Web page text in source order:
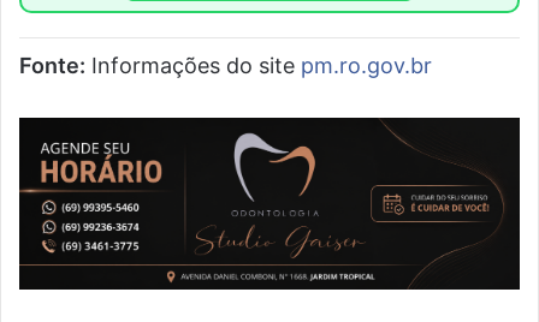
Fonte: Informações do site pm.ro.gov.br